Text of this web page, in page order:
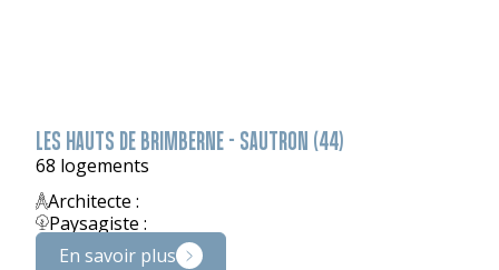
LES HAUTS DE BRIMBERNE - SAUTRON (44)
68 logements
Architecte :
Paysagiste :
En savoir plus